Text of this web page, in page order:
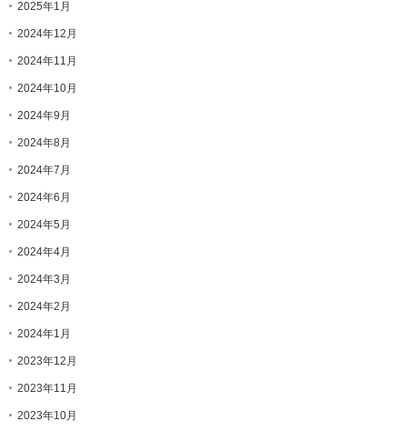
2025年1月
2024年12月
2024年11月
2024年10月
2024年9月
2024年8月
2024年7月
2024年6月
2024年5月
2024年4月
2024年3月
2024年2月
2024年1月
2023年12月
2023年11月
2023年10月